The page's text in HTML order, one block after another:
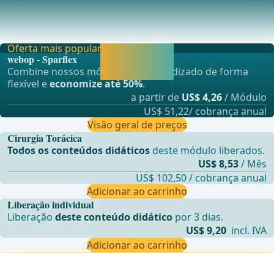
Atualmente, um grande estudo clínico está sendo
conduzido em 26 clínicas especializadas em pneumolo
Liberação individual
Liberaçãodeste conteúdo didático por 3 dias.
US$ 9,20 incl. IVA
Adicionar ao carrinho
Oferta mais popular
webop - Sparflex
Combine nossos módulos de aprendizado de forma
flexível eeconomize até 50%.
a partir de US$ 4,26/ Módulo
US$ 51,22/ cobrança anual
Visão geral de preços
Cirurgia Torácica
Todos os conteúdos didáticos deste módulo liberados.
US$ 8,53/ Mês
US$ 102,50 / cobrança anual
Adicionar ao carrinho